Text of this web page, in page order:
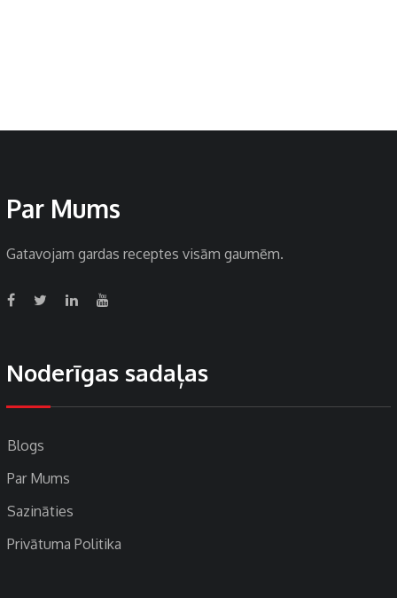
Par Mums
Gatavojam gardas receptes visām gaumēm.
Noderīgas sadaļas
Blogs
Par Mums
Sazināties
Privātuma Politika